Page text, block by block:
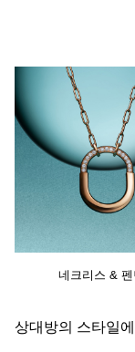
네크리스 &
상대방의 스타일